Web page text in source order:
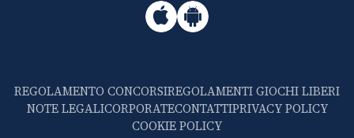
REGOLAMENTO CONCORSIREGOLAMENTI GIOCHI LIBERI
NOTE LEGALICORPORATECONTATTIPRIVACY POLICY
COOKIE POLICY